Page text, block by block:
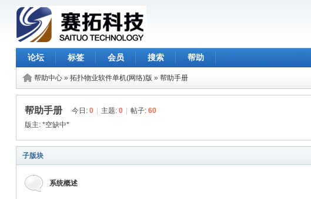
论坛 标签 会员 搜索 帮助
帮助中心» 拓扑物业软件单机(网络)版 » 帮助手册
帮助手册 今日: 0 主题: 0 帖子: 60
版主: *空缺中*
子版块
系统概述